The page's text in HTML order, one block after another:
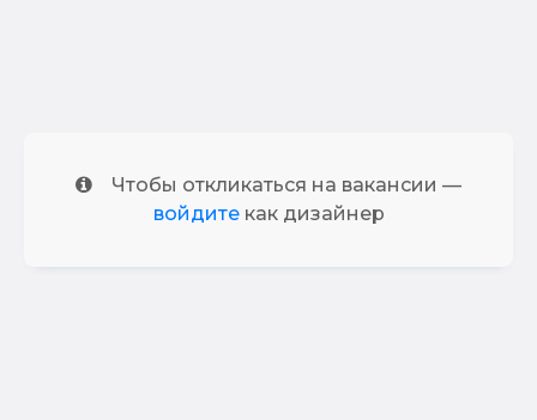
Чтобы откликаться на вакансии —
войдитекак дизайнер